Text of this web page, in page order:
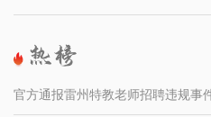
官方通报雷州特教老师招聘违规事